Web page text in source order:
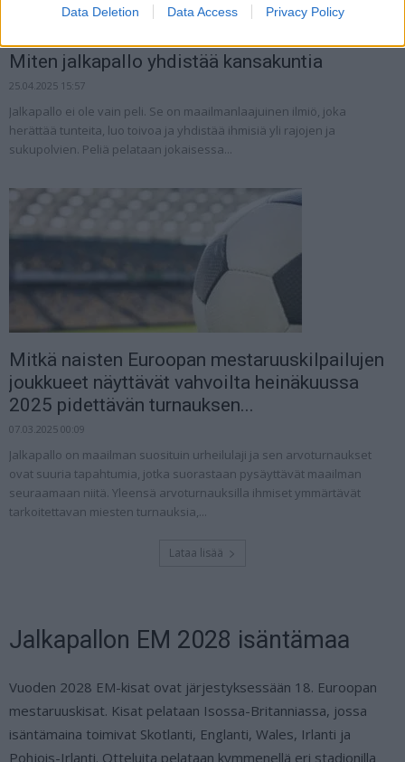
Data Deletion Data Access Privacy Policy
Miten jalkapallo yhdistää kansakuntia
25.04.2025 15:57
Jalkapallo ei ole vain peli. Se on maailmanlaajuinen ilmiö, joka
herättää tunteita, luo toivoa ja yhdistää ihmisiä yli rajojen ja
sukupolvien. Peliä pelataan jokaisessa...
Mitkä naisten Euroopan mestaruuskilpailujen
joukkueet näyttävät vahvoilta heinäkuussa
2025 pidettävän turnauksen...
07.03.2025 00:09
Jalkapallo on maailman suosituin urheilulaji ja sen arvoturnaukset
ovat suuria tapahtumia, jotka suorastaan pysäyttävät maailman
seuraamaan niitä. Yleensä arvoturnauksilla ihmiset ymmärtävät
tarkoitettavan miesten turnauksia,...
Lataa lisää
Jalkapallon EM 2028 isäntämaa
Vuoden 2028 EM-kisat ovat järjestyksessään 18. Euroopan
mestaruuskisat. Kisat pelataan Isossa-Britanniassa, jossa
isäntämaina toimivat Skotlanti, Englanti, Wales, Irlanti ja
Pohjois-Irlanti. Otteluita pelataan kymmenellä eri stadionilla